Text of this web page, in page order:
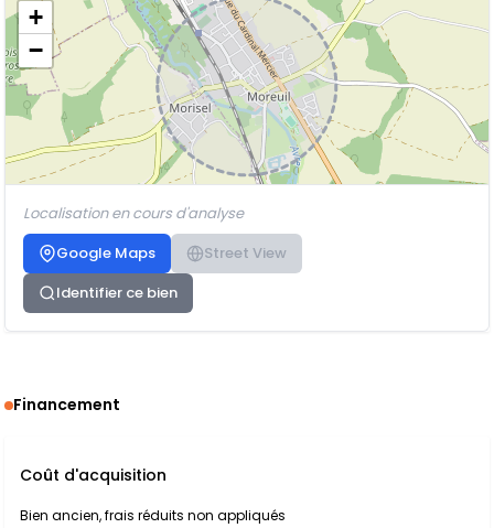
+
−
Localisation en cours d'analyse
Google Maps
Street View
Identifier ce bien
Financement
Coût d'acquisition
Bien ancien, frais réduits non appliqués